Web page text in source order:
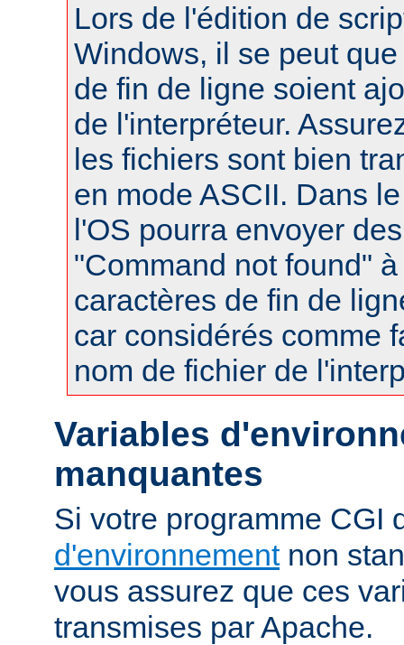
Lors de l'édition de
Windows, il se peut
de fin de ligne soient
de l'interpréteur.
les fichiers sont bien
en mode ASCII. Dans
l'OS pourra envoyer
"Command not found"
caractères de fin de
car considérés comme
nom de fichier de
Variables
manquantes
Si votre programme CGI
d'environnementnon
vous assurez que ces
transmises par Apache.